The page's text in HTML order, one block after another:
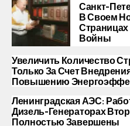
Санкт-
В Своем
Войны
Увеличить Количество
Только За Счет
Повышению
Ленинградская АЭС:
Дизель-Генераторах
Полностью Завершены